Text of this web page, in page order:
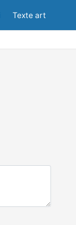
Texte art